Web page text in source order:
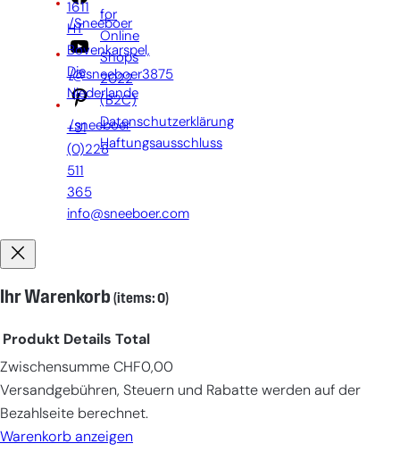
/Sneeboer
/@sneeboer3875
/sneeboer
1611
HT
Bovenkarspel,
Die
Niederlande
+31
(0)228
511
365
info@sneeboer.com
for
Online
Shops
2022
(B2C)
Datenschutzerklärung
Haftungsausschluss
Ihr Warenkorb (items: 0)
Products
in
cart
Produkt Details Total
Zwischensumme CHF0,00
Versandgebühren, Steuern und Rabatte werden auf der
Bezahlseite berechnet.
Warenkorb anzeigen